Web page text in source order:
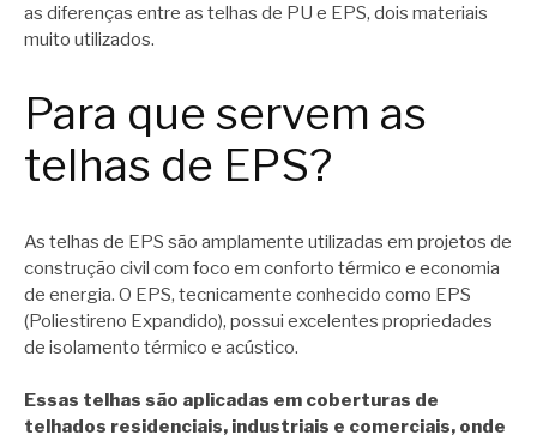
as diferenças entre as telhas de PU e EPS, dois materiais
muito utilizados.
Para que servem as
telhas de EPS?
As telhas de EPS são amplamente utilizadas em projetos de
construção civil com foco em conforto térmico e economia
de energia. O EPS, tecnicamente conhecido como EPS
(Poliestireno Expandido), possui excelentes propriedades
de isolamento térmico e acústico.
Essas telhas são aplicadas em coberturas de
telhados residenciais, industriais e comerciais, onde